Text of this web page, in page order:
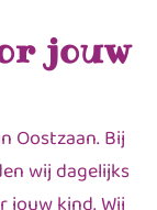
jouw
Oostzaan. Bij
wij dagelijks